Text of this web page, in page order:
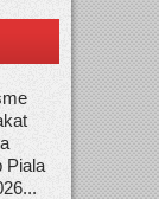
Piala